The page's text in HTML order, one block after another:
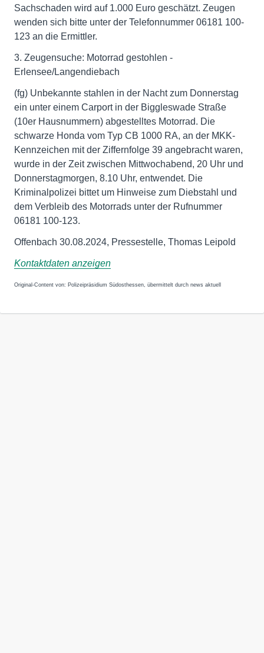
Sachschaden wird auf 1.000 Euro geschätzt. Zeugen
wenden sich bitte unter der Telefonnummer 06181 100-
123 an die Ermittler.
3. Zeugensuche: Motorrad gestohlen -
Erlensee/Langendiebach
(fg) Unbekannte stahlen in der Nacht zum Donnerstag
ein unter einem Carport in der Biggleswade Straße
(10er Hausnummern) abgestelltes Motorrad. Die
schwarze Honda vom Typ CB 1000 RA, an der MKK-
Kennzeichen mit der Ziffernfolge 39 angebracht waren,
wurde in der Zeit zwischen Mittwochabend, 20 Uhr und
Donnerstagmorgen, 8.10 Uhr, entwendet. Die
Kriminalpolizei bittet um Hinweise zum Diebstahl und
dem Verbleib des Motorrads unter der Rufnummer
06181 100-123.
Offenbach 30.08.2024, Pressestelle, Thomas Leipold
Kontaktdaten anzeigen
Original-Content von: Polizeipräsidium Südosthessen, übermittelt durch news aktuell